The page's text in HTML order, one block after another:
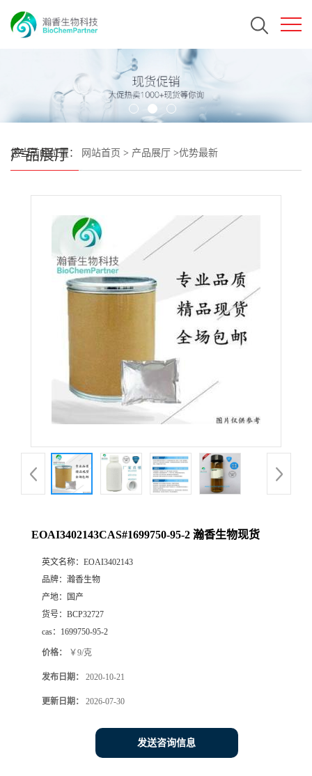
产品展厅
您当前的位置： 网站首页 > 产品展厅 >优势最新
EOAI3402143CAS#1699750-95-2 瀚香生物现货
英文名称： EOAI3402143
品牌： 瀚香生物
产地：
国产
货号： BCP32727
cas： 1699750-95-2
价格： ￥9/克
发布日期： 2020-10-21
更新日期： 2026-07-30
发送咨询信息